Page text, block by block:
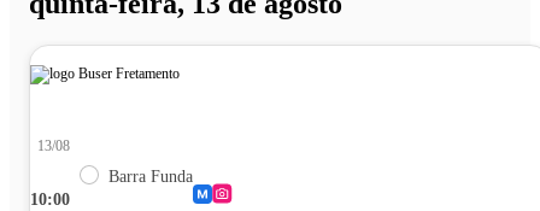
10:00
13/08
Barra Funda